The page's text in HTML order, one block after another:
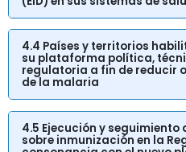
4.4 Países y territorios
su plataforma política,
regulatoria a fin de reducir
de la malaria
4.5 Ejecución y seguimiento
sobre inmunización en la